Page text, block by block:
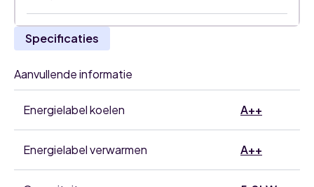
Specificaties
Aanvullende informatie
Energielabel koelen A++
Energielabel verwarmen A++